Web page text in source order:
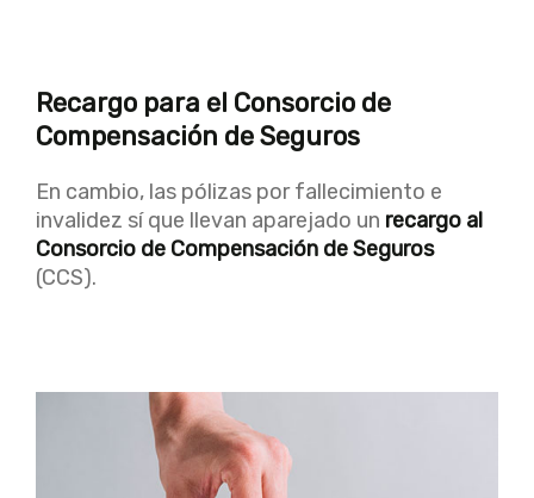
Recargo para el Consorcio de
Compensación de Seguros
En cambio, las pólizas por fallecimiento e
invalidez sí que llevan aparejado un recargo al
Consorcio de Compensación de Seguros
(CCS).